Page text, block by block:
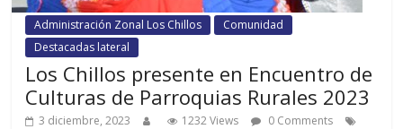
Administración Zonal Los Chillos
Comunidad
Destacadas lateral
Los Chillos presente en Encuentro de
Culturas de Parroquias Rurales 2023
3 diciembre, 2023 1232 Views
0 Comments